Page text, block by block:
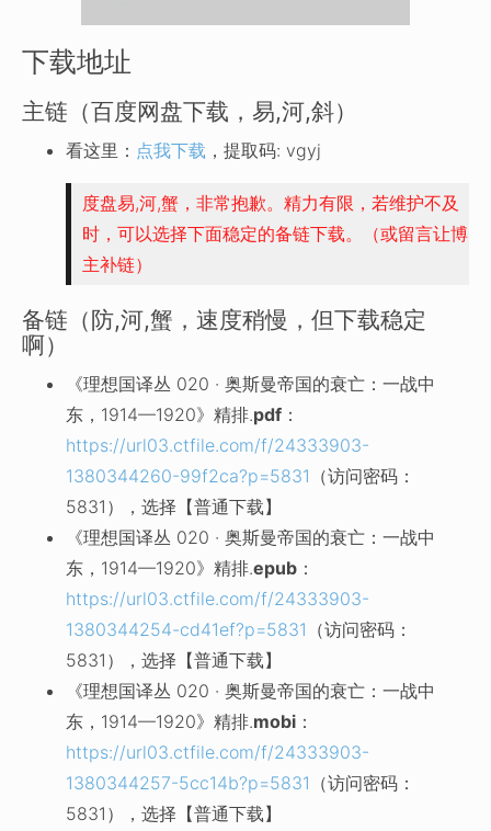
下载地址
主链（百度网盘下载，易,河,斜）
看这里： 点我下载 ，提取码: vgyj
度盘易,河,蟹，非常抱歉。精力有限，若维护不及
时，可以选择下面稳定的备链下载。（或留言让博
主补链）
备链（防,河,蟹，速度稍慢，但下载稳定
啊）
《理想国译丛 020 · 奥斯曼帝国的衰亡：一战中
东，1914—1920》精排.pdf ：
https://url03.ctfile.com/f/24333903-
1380344260-99f2ca?p=5831 （访问密码：
5831），选择【普通下载】
《理想国译丛 020 · 奥斯曼帝国的衰亡：一战中
东，1914—1920》精排.epub ：
https://url03.ctfile.com/f/24333903-
1380344254-cd41ef?p=5831 （访问密码：
5831），选择【普通下载】
《理想国译丛 020 · 奥斯曼帝国的衰亡：一战中
东，1914—1920》精排.mobi ：
https://url03.ctfile.com/f/24333903-
1380344257-5cc14b?p=5831 （访问密码：
5831），选择【普通下载】